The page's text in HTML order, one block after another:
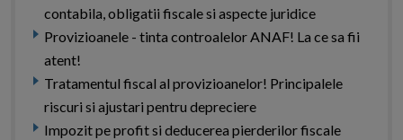
contabila, obligatii fiscale si aspecte juridice
Provizioanele - tinta controalelor ANAF! La ce sa fii
atent!
Tratamentul fiscal al provizioanelor! Principalele
riscuri si ajustari pentru depreciere
Impozit pe profit si deducerea pierderilor fiscale